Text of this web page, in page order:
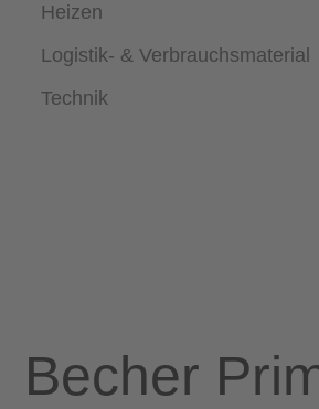
Heizen
Logistik- & Verbrauchsmaterial
Technik
Becher